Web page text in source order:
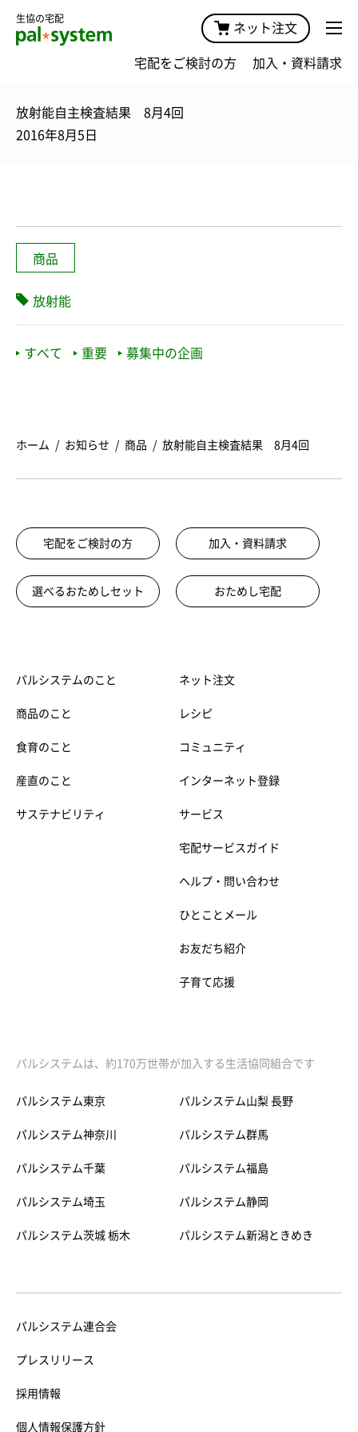
生協の宅配
ネット注文
宅配をご検討の方 加入・資料請求
放射能自主検査結果 8月4回
2016年8月5日
商品
放射能
すべて 重要 募集中の企画
ホーム お知らせ 商品 放射能自主検査結果 8月4回
宅配をご検討の方 加入・資料請求
選べるおためしセット おためし宅配
パルシステムのこと
商品のこと
食育のこと
産直のこと
サステナビリティ
ネット注文
レシピ
コミュニティ
インターネット登録
サービス
宅配サービスガイド
ヘルプ・問い合わせ
ひとことメール
お友だち紹介
子育て応援
パルシステムは、約170万世帯が加入する生活協同組合です
パルシステム東京
パルシステム神奈川
パルシステム千葉
パルシステム埼玉
パルシステム茨城 栃木
パルシステム山梨 長野
パルシステム群馬
パルシステム福島
パルシステム静岡
パルシステム新潟ときめき
パルシステム連合会
プレスリリース
採用情報
個人情報保護方針